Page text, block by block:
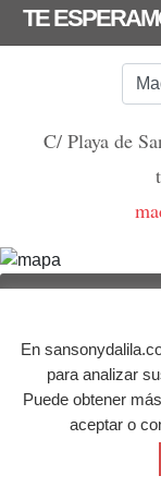
TE
C/ Playa de
© Agencia de
Aviso Legal
En
para analizar
Puede obtener
aceptar o